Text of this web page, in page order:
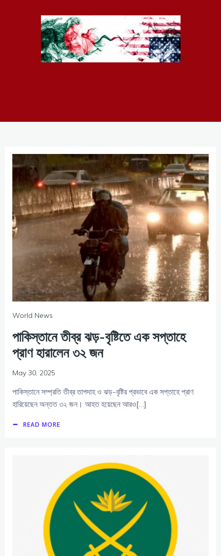
World News
পাকিস্তানে তীব্র ঝড়-বৃষ্টিতে এক সপ্তাহে
প্রাণ হারালেন ৩২ জন
May 30, 2025
পাকিস্তানে সম্প্রতি তীব্র তাপদাহ ও ঝড়-বৃষ্টির প্রভাবে এক সপ্তাহে প্রাণ
হারিয়েছেন অন্তত ৩২ জন। আহত হয়েছেন আরও[…]
READ MORE